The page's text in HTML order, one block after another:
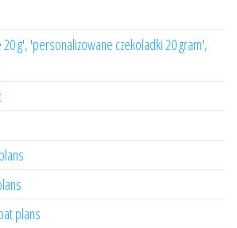
g', 'personalizowane czekoladki 20 gram',
plans